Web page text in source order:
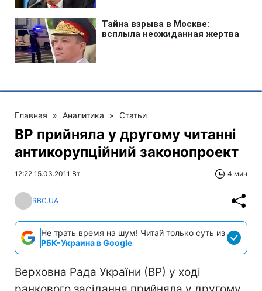
Главная » Аналитика » Статьи
ВР прийняла у другому читанні
антикорупційний законопроект
12:22 15.03.2011 Вт 4 мин
RBC.UA
Не трать время на шум! Читай только суть из
РБК-Украина в Google
Верховна Рада України (ВР) у ході